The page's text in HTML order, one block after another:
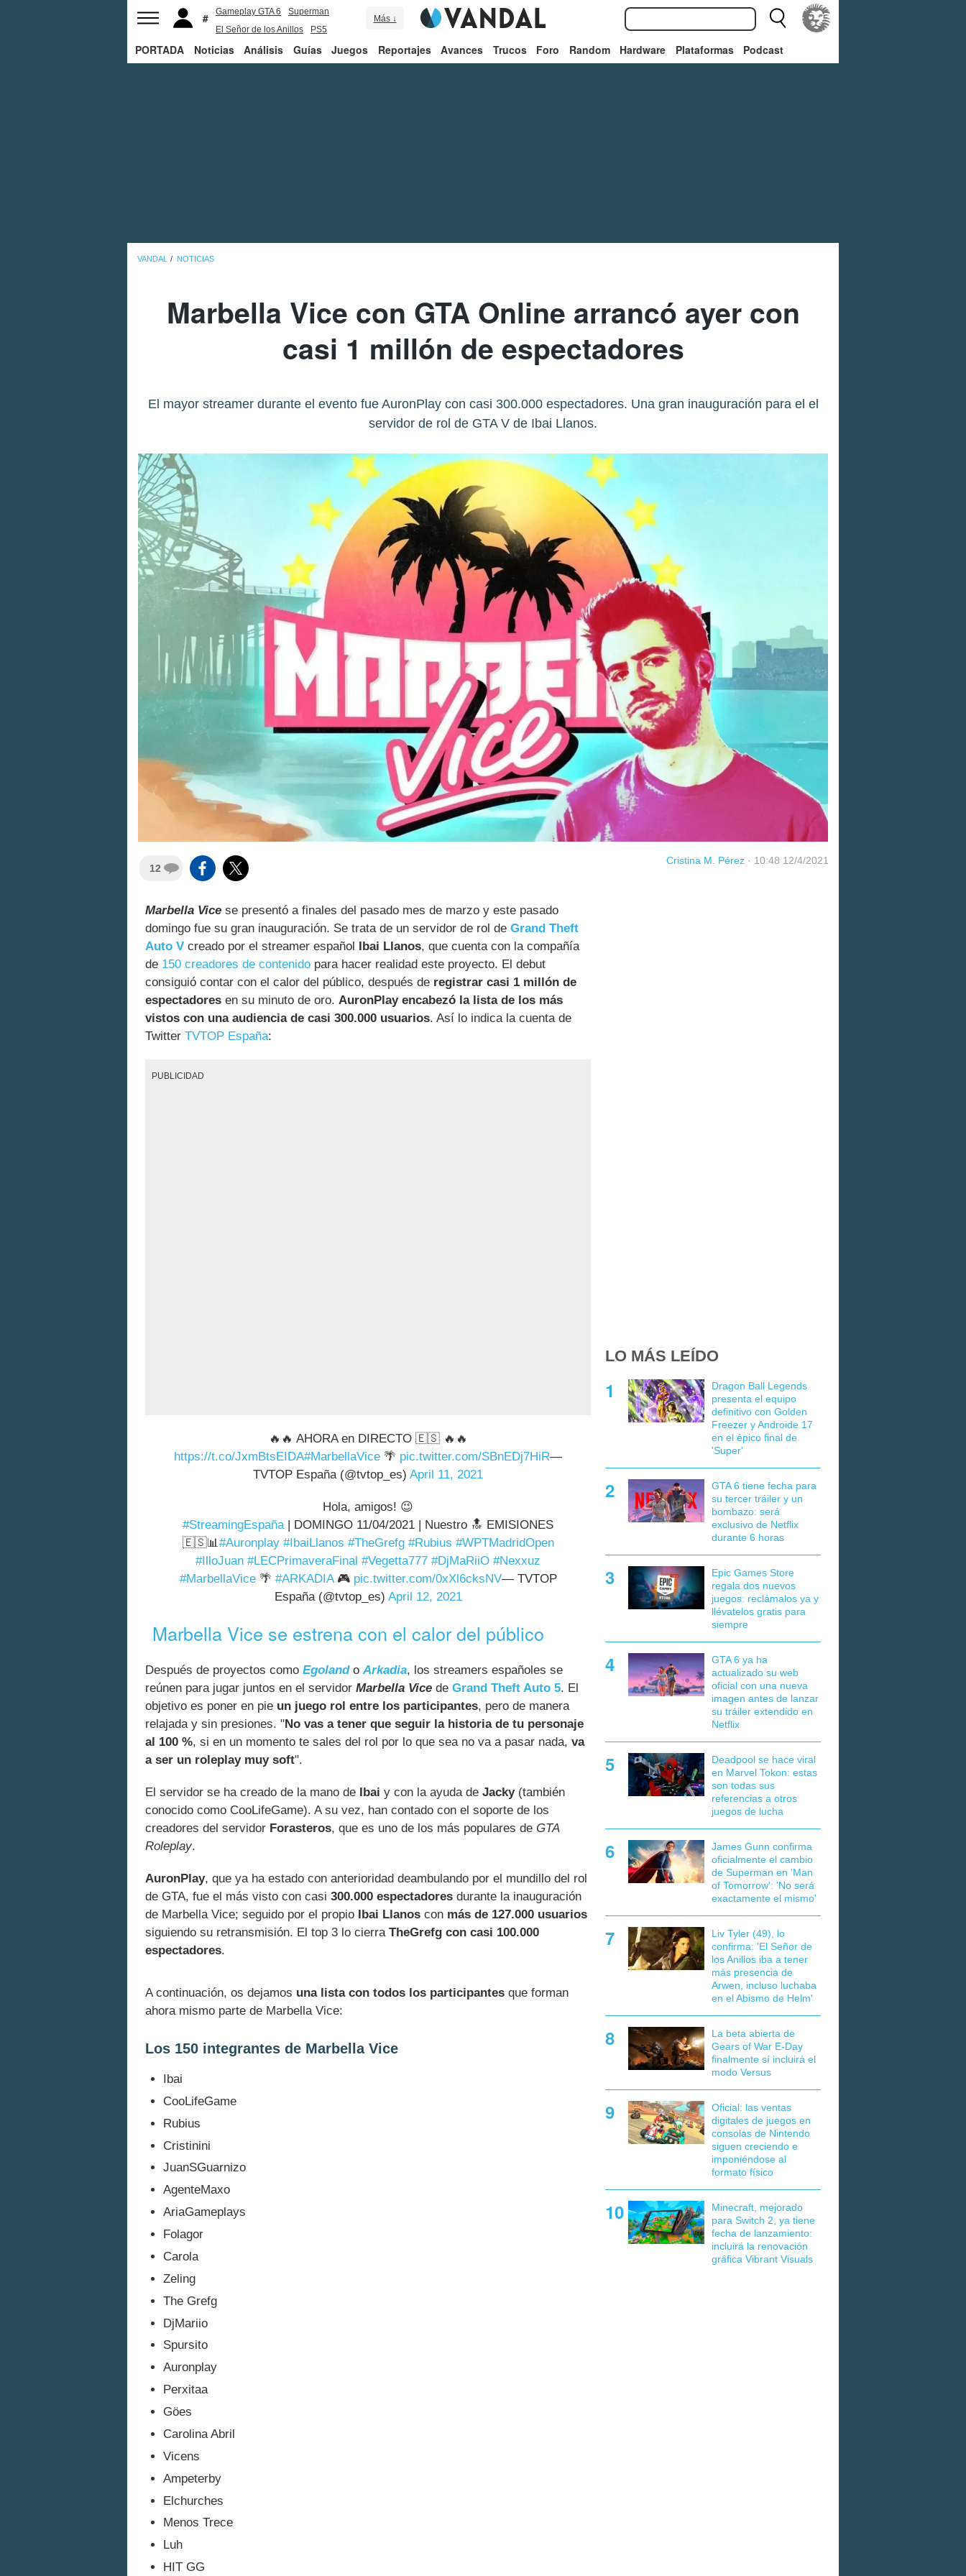
Gameplay GTA 6
Superman
El Señor de los Anillos
PS5
Más ↓
PORTADA Noticias Análisis Guías Juegos Reportajes Avances Trucos Foro Random Hardware Plataformas Podcast
VANDAL NOTICIAS
Marbella Vice con GTA Online arrancó ayer con
casi 1 millón de espectadores
El mayor streamer durante el evento fue AuronPlay con casi 300.000 espectadores. Una gran inauguración para el el
servidor de rol de GTA V de Ibai Llanos.
12
Cristina M. Pérez · 10:48 12/4/2021
Marbella Vice se presentó a finales del pasado mes de marzo y este pasado
domingo fue su gran inauguración. Se trata de un servidor de rol de Grand Theft
Auto V creado por el streamer español Ibai Llanos, que cuenta con la compañía
de 150 creadores de contenido para hacer realidad este proyecto. El debut
consiguió contar con el calor del público, después de registrar casi 1 millón de
espectadores en su minuto de oro. AuronPlay encabezó la lista de los más
vistos con una audiencia de casi 300.000 usuarios. Así lo indica la cuenta de
Twitter TVTOP España:
PUBLICIDAD
🔥🔥 AHORA en DIRECTO 🇪🇸 🔥🔥
https://t.co/JxmBtsEIDA#MarbellaVice 🌴 pic.twitter.com/SBnEDj7HiR—
TVTOP España (@tvtop_es) April 11, 2021
Hola, amigos! 😉
#StreamingEspaña| DOMINGO 11/04/2021 | Nuestro 🔝 EMISIONES
🇪🇸📊#Auronplay #IbaiLlanos #TheGrefg #Rubius #WPTMadridOpen
#IlloJuan #LECPrimaveraFinal #Vegetta777 #DjMaRiiO #Nexxuz
#MarbellaVice🌴 #ARKADIA🎮 pic.twitter.com/0xXl6cksNV— TVTOP
España (@tvtop_es) April 12, 2021
Marbella Vice se estrena con el calor del público
Después de proyectos como Egolando Arkadia, los streamers españoles se
reúnen para jugar juntos en el servidor Marbella Vice de Grand Theft Auto 5. El
objetivo es poner en pie un juego rol entre los participantes, pero de manera
relajada y sin presiones. "No vas a tener que seguir la historia de tu personaje
al 100 %, si en un momento te sales del rol por lo que sea no va a pasar nada, va
a ser un roleplay muy soft".
El servidor se ha creado de la mano de Ibai y con la ayuda de Jacky(también
conocido como CooLifeGame). A su vez, han contado con el soporte de los
creadores del servidor Forasteros, que es uno de los más populares de GTA
Roleplay.
AuronPlay, que ya ha estado con anterioridad deambulando por el mundillo del rol
de GTA, fue el más visto con casi 300.000 espectadores durante la inauguración
de Marbella Vice; seguido por el propio
Ibai Llanos con más de 127.000 usuarios
siguiendo su retransmisión. El top 3 lo cierra TheGrefg con casi 100.000
espectadores.
A continuación, os dejamos una lista con todos los participantes que forman
ahora mismo parte de Marbella Vice:
Los 150 integrantes de Marbella Vice
Ibai
CooLifeGame
Rubius
Cristinini
JuanSGuarnizo
AgenteMaxo
AriaGameplays
Folagor
Carola
Zeling
The Grefg
DjMariio
Spursito
Auronplay
Perxitaa
Göes
Carolina Abril
Vicens
Ampeterby
Elchurches
Menos Trece
Luh
HIT GG
LO MÁS LEÍDO
Dragon Ball Legends
presenta el equipo
definitivo con Golden
Freezer y Androide 17
en el épico final de
'Super'
GTA 6 tiene fecha para
su tercer tráiler y un
bombazo: será
exclusivo de Netflix
durante 6 horas
Epic Games Store
regala dos nuevos
juegos: reclámalos ya y
llévatelos gratis para
siempre
GTA 6 ya ha
actualizado su web
oficial con una nueva
imagen antes de lanzar
su tráiler extendido en
Netflix
Deadpool se hace viral
en Marvel Tokon: estas
son todas sus
referencias a otros
juegos de lucha
James Gunn confirma
oficialmente el cambio
de Superman en 'Man
of Tomorrow': 'No será
exactamente el mismo'
Liv Tyler (49), lo
confirma: 'El Señor de
los Anillos iba a tener
más presencia de
Arwen, incluso luchaba
en el Abismo de Helm'
La beta abierta de
Gears of War E-Day
finalmente sí incluirá el
modo Versus
Oficial: las ventas
digitales de juegos en
consolas de Nintendo
siguen creciendo e
imponiéndose al
formato físico
Minecraft, mejorado
para Switch 2, ya tiene
fecha de lanzamiento:
incluirá la renovación
gráfica Vibrant Visuals